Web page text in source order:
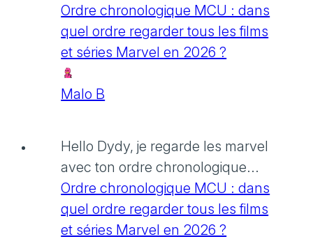
Ordre chronologique MCU : dans
quel ordre regarder tous les films
et séries Marvel en 2026 ?
Malo B
Hello Dydy, je regarde les marvel
avec ton ordre chronologique...
Ordre chronologique MCU : dans
quel ordre regarder tous les films
et séries Marvel en 2026 ?